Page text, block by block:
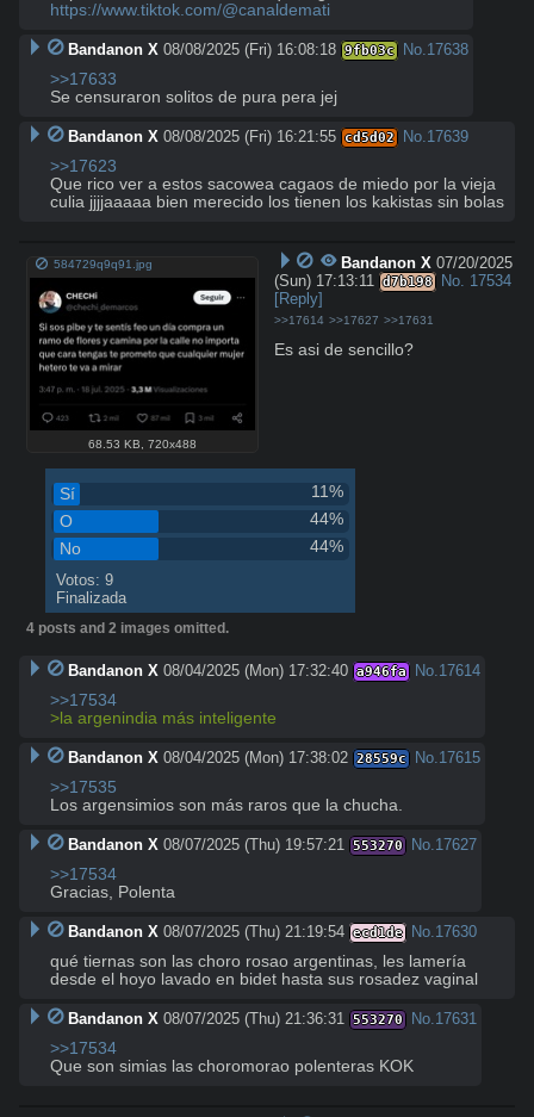
https://www.tiktok.com/@canaldemati
Bandanon X 08/08/2025 (Fri) 16:08:18 9fb03c No.17638
>>17633
Se censuraron solitos de pura pera jej
Bandanon X 08/08/2025 (Fri) 16:21:55 cd5d02 No.17639
>>17623
Que rico ver a estos sacowea cagaos de miedo por la vieja
culia jjjjaaaaa bien merecido los tienen los kakistas sin bolas
584729q9q91.jpg
68.53 KB ,720x488
Bandanon X 07/20/2025
(Sun) 17:13:11 d7b198 No. 17534
[Reply]
>>17614 >>17627 >>17631
Es asi de sencillo?
11%
Sí
44%
O
44%
No
Votos: 9
Finalizada
4 posts and 2 images omitted.
Bandanon X 08/04/2025 (Mon) 17:32:40 a946fa No.17614
>>17534
>la argenindia más inteligente
Bandanon X 08/04/2025 (Mon) 17:38:02 28559c No.17615
>>17535
Los argensimios son más raros que la chucha.
Bandanon X 08/07/2025 (Thu) 19:57:21 553270 No.17627
>>17534
Gracias, Polenta
Bandanon X 08/07/2025 (Thu) 21:19:54 ecd1de No.17630
qué tiernas son las choro rosao argentinas, les lamería
desde el hoyo lavado en bidet hasta sus rosadez vaginal
Bandanon X 08/07/2025 (Thu) 21:36:31 553270 No.17631
>>17534
Que son simias las choromorao polenteras KOK